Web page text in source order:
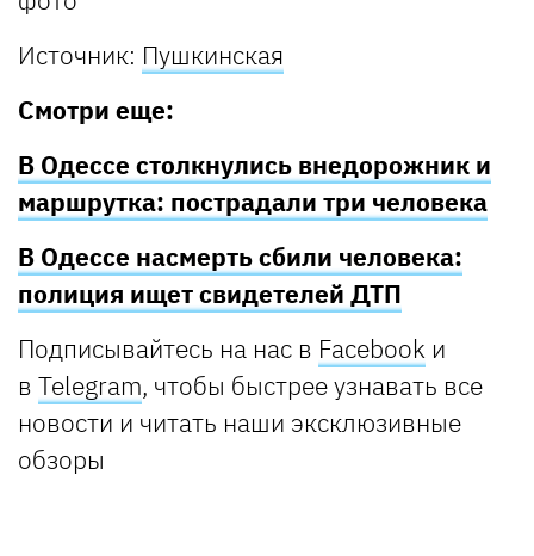
Источник: Пушкинская
Смотри еще:
В Одессе столкнулись внедорожник и
маршрутка: пострадали три человека
В Одессе насмерть сбили человека:
полиция ищет свидетелей ДТП
Подписывайтесь на нас в Facebook и
в Telegram, чтобы быстрее узнавать все
новости и читать наши эксклюзивные
обзоры